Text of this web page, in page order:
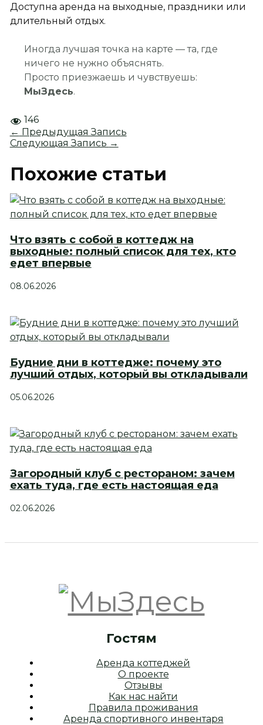
Доступна аренда на выходные, праздники или
длительный отдых.
Иногда лучшая точка на карте — та, где
ничего не нужно объяснять.
Просто приезжаешь и чувствуешь:
МыЗдесь.
146
← Предыдущая Запись
Следующая Запись →
Похожие статьи
Что взять с собой в коттедж на
выходные: полный список для тех, кто
едет впервые
08.06.2026
Будние дни в коттедже: почему это
лучший отдых, который вы откладывали
05.06.2026
Загородный клуб с рестораном: зачем
ехать туда, где есть настоящая еда
02.06.2026
Гостям
Аренда коттеджей
О проекте
Отзывы
Как нас найти
Правила проживания
Аренда спортивного инвентаря